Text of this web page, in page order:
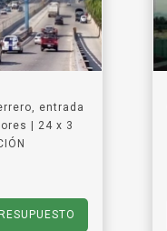
entrada
| 24 x 3